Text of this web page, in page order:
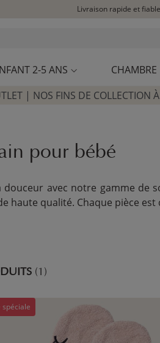
Livraison rapide et
2-5 ANS
| NOS FINS DE COLLECTION
pour bébé
avec notre gamme de
haute qualité. Chaque pièce
(1)
spéciale